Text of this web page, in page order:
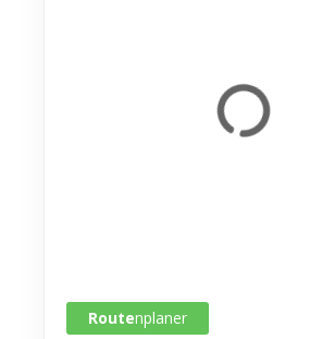
Routenplaner